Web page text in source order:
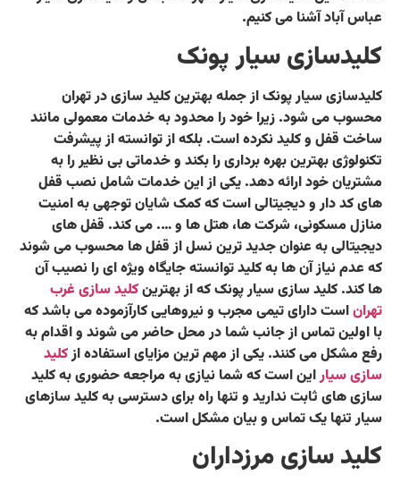
عباس آباد آشنا می کنیم.
کلیدسازی سیار پونک
کلیدسازی سیار پونک از جمله بهترین کلید سازی در تهران
محسوب می شود. زیرا خود را محدود به خدمات معمولی مانند
ساخت قفل و کلید نکرده است. بلکه از توانسته از پیشرفت
تکنولوژی بهترین بهره برداری را بکند و خدماتی بی نظیر را به
مشتریان خود ارائه دهد. یکی از این خدمات شامل نصب قفل
های کد دار و دیجیتالی است که کمک شایان توجهی به امنیت
منازل مسکونی، شرکت ها، هتل ها و …. می کند. قفل های
دیجیتالی به عنوان جدید ترین نسل از قفل ها محسوب می شوند
که عدم نیاز آن ها به کلید توانسته جایگاه ویژه ای را نصیب آن
ها کند. کلید سازی سیار پونککه از بهترینکلید سازی غرب
تهراناست دارای تیمی مجرب و نیروهایی کارآزموده می باشد که
با اولین تماس از جانب شما در محل حاضر می شوند و اقدام به
رفع مشکل می کنند. یکی از مهم ترین مزایای استفاده ازکلید
سازی سیاراین است که شما نیازی به مراجعه حضوری به کلید
سازی های ثابت ندارید و تنها راه برای دسترسی به کلید سازهای
سیار تنها یک تماس و بیان مشکل است.
کلید سازی مرزداران